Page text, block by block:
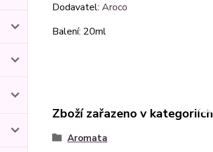
Dodavatel: Aroco
Balení: 20ml
Zboží zařazeno v kategoriích
Aromata